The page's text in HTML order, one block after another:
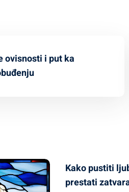
ovisnosti i put ka
Kako pustiti
prestati